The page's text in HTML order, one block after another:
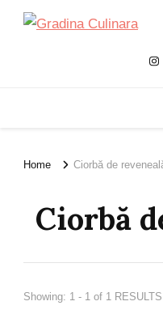
Home Ciorbă de
Ciorbă
Showing: 1 - 1 of 1 RESULTS